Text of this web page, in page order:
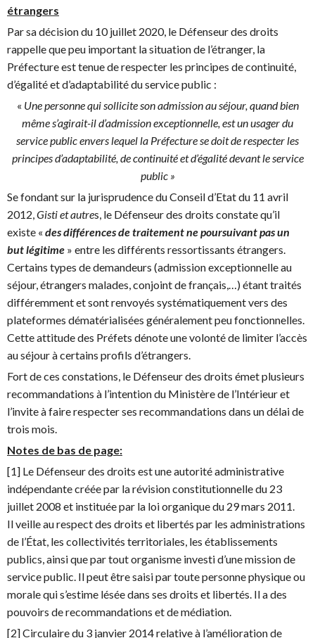
étrangers
Par sa décision du 10 juillet 2020, le Défenseur des droits
rappelle que peu important la situation de l’étranger, la
Préfecture est tenue de respecter les principes de continuité,
d’égalité et d’adaptabilité du service public :
« Une personne qui sollicite son admission au séjour, quand bien
même s’agirait-il d’admission exceptionnelle, est un usager du
service public envers lequel la Préfecture se doit de respecter les
principes d’adaptabilité, de continuité et d’égalité devant le service
public »
Se fondant sur la jurisprudence du Conseil d’Etat du 11 avril
2012,Gisti et autres, le Défenseur des droits constate qu’il
existe « des différences de traitement ne poursuivant pas un
but légitime » entre les différents ressortissants étrangers.
Certains types de demandeurs (admission exceptionnelle au
séjour, étrangers malades, conjoint de français,…) étant traités
différemment et sont renvoyés systématiquement vers des
plateformes dématérialisées généralement peu fonctionnelles.
Cette attitude des Préfets dénote une volonté de limiter l’accès
au séjour à certains profils d’étrangers.
Fort de ces constations, le Défenseur des droits émet plusieurs
recommandations à l’intention du Ministère de l’Intérieur et
l’invite à faire respecter ses recommandations dans un délai de
trois mois.
Notes de bas de page:
[1] Le Défenseur des droits est une autorité administrative
indépendante créée par la révision constitutionnelle du 23
juillet 2008 et instituée par la loi organique du 29 mars 2011.
Il veille au respect des droits et libertés par les administrations
de l’État, les collectivités territoriales, les établissements
publics, ainsi que par tout organisme investi d’une mission de
service public. Il peut être saisi par toute personne physique ou
morale qui s’estime lésée dans ses droits et libertés. Il a des
pouvoirs de recommandations et de médiation.
[2] Circulaire du 3 janvier 2014 relative à l’amélioration de